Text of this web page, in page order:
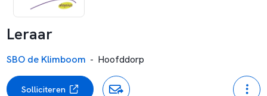
Leraar
SBO de Klimboom - Hoofddorp
Solliciteren